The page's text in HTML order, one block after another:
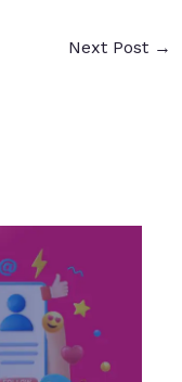
Next Post →